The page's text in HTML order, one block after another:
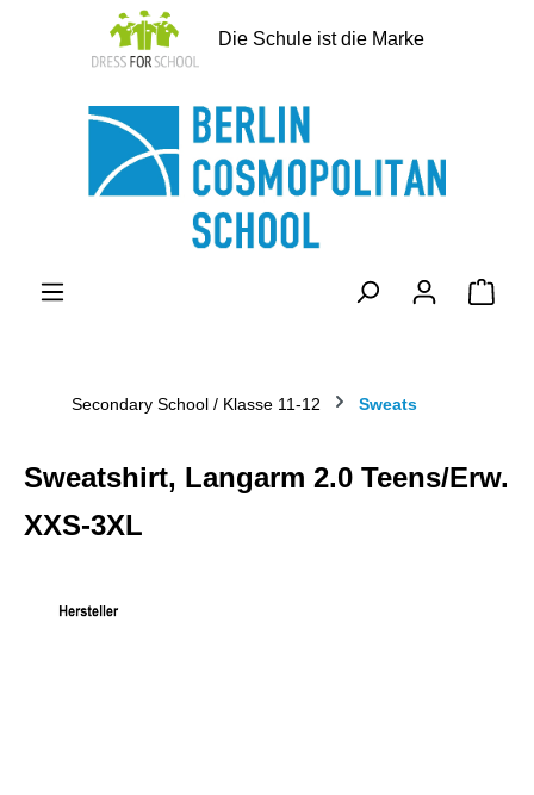
springen
Die Schule ist die Marke
Secondary School / Klasse 11-12 Sweats
Sweatshirt, Langarm 2.0 Teens/Erw.
XXS-3XL